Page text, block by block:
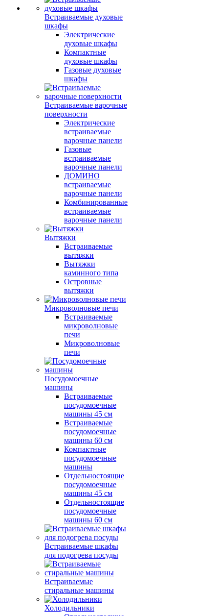
Встраиваемые духовые
шкафы
Электрические
духовые шкафы
Компактные
духовые шкафы
Газовые духовые
шкафы
Встраиваемые варочные
поверхности
Электрические
встраиваемые
варочные панели
Газовые
встраиваемые
варочные панели
ДОМИНО
встраиваемые
варочные панели
Комбинированные
встраиваемые
варочные панели
Вытяжки
Встраиваемые
вытяжки
Вытяжки
каминного типа
Островные
вытяжки
Микроволновые печи
Встраиваемые
микроволновые
печи
Микроволновые
печи
Посудомоечные
машины
Встраиваемые
посудомоечные
машины 45 см
Встраиваемые
посудомоечные
машины 60 см
Компактные
посудомоечные
машины
Отдельностоящие
посудомоечные
машины 45 см
Отдельностоящие
посудомоечные
машины 60 см
Встраиваемые шкафы
для подогрева посуды
Встраиваемые
стиральные машины
Холодильники